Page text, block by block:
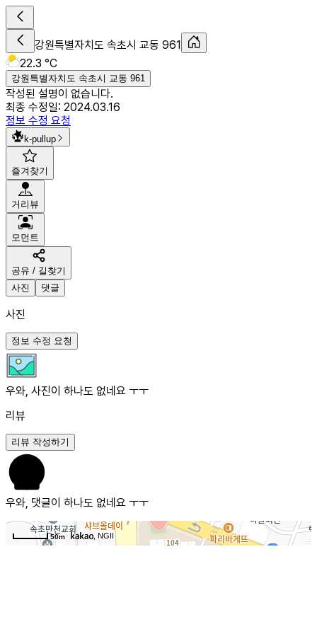
강원특별자치도 속초시 교동 961
22.3 °C
강원특별자치도 속초시 교동 961
작성된 설명이 없습니다.
최종 수정일: 2024.03.16
정보 수정 요청
k-pullup
즐겨찾기
거리뷰
모먼트
공유 / 길찾기
사진
댓글
사진
정보 수정 요청
우와, 사진이 하나도 없네요 ㅜㅜ
리뷰
리뷰 작성하기
우와, 댓글이 하나도 없네요 ㅜㅜ
50m , NGII